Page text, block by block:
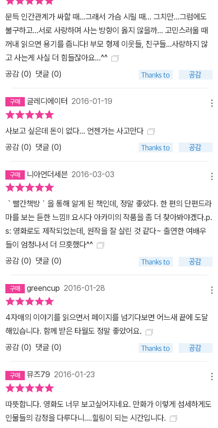
문득 인간관계가 싸할 때...그래서 가슴 시릴 때... 그치만...그럼에도
불구하고...서로 사랑하며 사는 방향이 옳지 않을까... 고민스러울 때
꺼내 읽으면 용기를 줍니다! 부모 형제 이웃들, 친구들...사랑하지 않
고 사는게 사실 더 힘들잖아요...^^
공감 (0) 댓글 (0)
글레디에이터 2016-01-19
사보고 싶은데 돈이 없다... 언젠가는 사고만다
공감 (0) 댓글 (0)
니아언더세븐 2016-03-03
｀빨간책방｀을 통해 알게 된 책인데, 정말 좋았다. 한 편의 단편드라
마를 보는 듣한 느낌!! 요시다 아카미의 작품을 좀 더 찾아봐야겠다.p.
s: 영화로도 제작되었는데, 원작을 잘 살린 것 같다~ 출연한 여배우
들이 엄청나서 더 므흣했다^^
공감 (0) 댓글 (0)
greencup 2016-01-28
4자매의 이야기를 읽으면서 페이지를 넘기다보면 어느새 끝에 도달
해있습니다. 함께 받은 타월도 정말 좋았어요.
공감 (0) 댓글 (0)
뮤즈79 2016-01-23
따뜻합니다. 영화도 너무 보고싶어지네요. 만화가 이렇게 섬세하게도
인물들의 감정을 다루다니....힐링이 되는 시간입니다.